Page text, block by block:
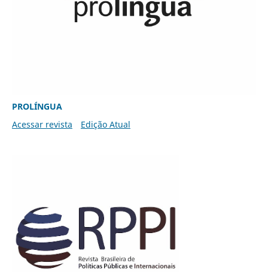
PROLÍNGUA
Acessar revista
Edição Atual